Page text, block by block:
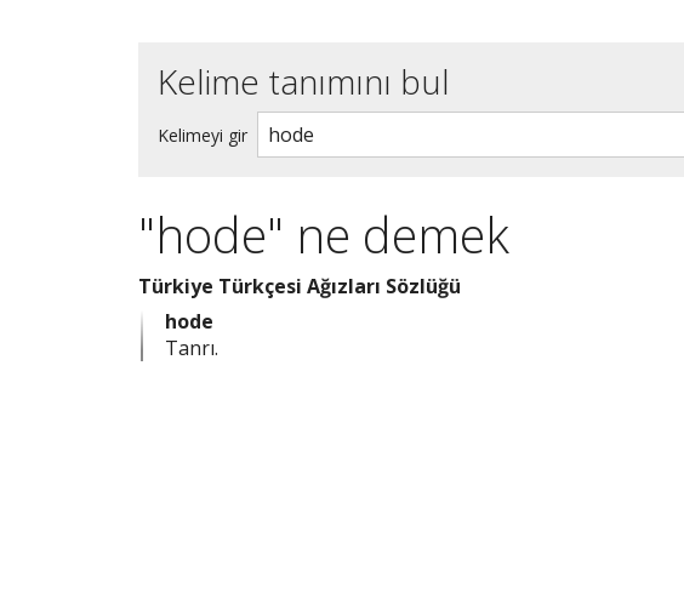
Kelime tanımını bul
Kelimeyi gir
"hode" ne demek
Türkiye Türkçesi Ağızları Sözlüğü
hode
Tanrı.